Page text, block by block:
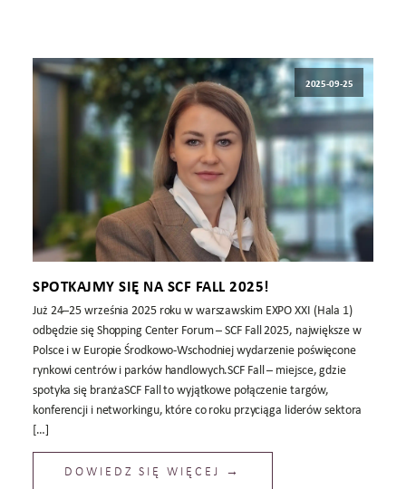
2025-09-25
SPOTKAJMY SIĘ NA SCF FALL 2025!
Już 24–25 września 2025 roku w warszawskim EXPO XXI (Hala 1)
odbędzie się Shopping Center Forum – SCF Fall 2025, największe w
Polsce i w Europie Środkowo-Wschodniej wydarzenie poświęcone
rynkowi centrów i parków handlowych.SCF Fall – miejsce, gdzie
spotyka się branżaSCF Fall to wyjątkowe połączenie targów,
konferencji i networkingu, które co roku przyciąga liderów sektora
[…]
DOWIEDZ SIĘ WIĘCEJ →